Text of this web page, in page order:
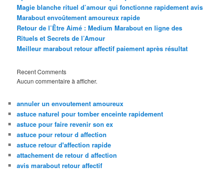
Magie blanche rituel d’amour qui fonctionne rapidement avis
Marabout envoûtement amoureux rapide
Retour de l’Être Aimé : Medium Marabout en ligne des
Rituels et Secrets de l’Amour
Meilleur marabout retour affectif paiement après résultat
Recent Comments
Aucun commentaire à afficher.
annuler un envoutement amoureux
astuce naturel pour tomber enceinte rapidement
astuce pour faire revenir son ex
astuce pour retour d affection
astuce retour d'affection rapide
attachement de retour d affection
avis marabout retour affectif